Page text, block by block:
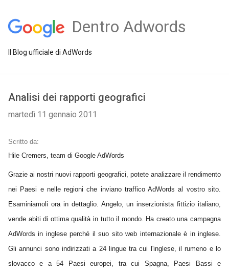
Dentro Adwords
Il Blog ufficiale di AdWords
Analisi dei rapporti geografici
martedì 11 gennaio 2011
Scritto da:
Hile Cremers, team di Google AdWords
Grazie ai nostri nuovi rapporti geografici, potete analizzare il rendimento
nei Paesi e nelle regioni che inviano traffico AdWords al vostro sito.
Esaminiamoli ora in dettaglio. Angelo, un inserzionista fittizio italiano,
vende abiti di ottima qualità in tutto il mondo. Ha creato una campagna
AdWords in inglese perché il suo sito web internazionale è in inglese.
Gli annunci sono indirizzati a 24 lingue tra cui l'inglese, il rumeno e lo
slovacco e a 54 Paesi europei, tra cui Spagna, Paesi Bassi e